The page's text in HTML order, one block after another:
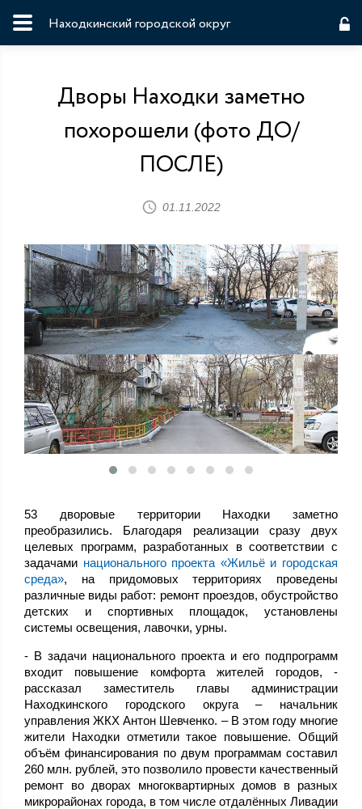
Находкинский городской округ
Дворы Находки заметно
похорошели (фото ДО/
ПОСЛЕ)
01.11.2022
53 дворовые территории Находки заметно
преобразились. Благодаря реализации сразу двух
целевых программ, разработанных в соответствии с
задачами национального проекта «Жильё и городская
среда», на придомовых территориях проведены
различные виды работ: ремонт проездов, обустройство
детских и спортивных площадок, установлены
системы освещения, лавочки, урны.
- В задачи национального проекта и его подпрограмм
входит повышение комфорта жителей городов, -
рассказал заместитель главы администрации
Находкинского городского округа – начальник
управления ЖКХ Антон Шевченко. – В этом году многие
жители Находки отметили такое повышение. Общий
объём финансирования по двум программам составил
260 млн. рублей, это позволило провести качественный
ремонт во дворах многоквартирных домов в разных
микрорайонах города, в том числе отдалённых Ливадии